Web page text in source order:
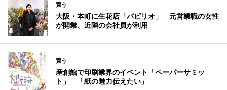
買う
大阪・本町に生花店「パピリオ」 元営業職の女性
が開業、近隣の会社員が利用
買う
産創館で印刷業界のイベント「ペーパーサミッ
ト」 「紙の魅力伝えたい」